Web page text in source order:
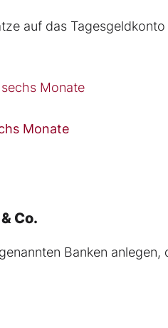
auf das
Monate
Monate
Co.
Banken anlegen,